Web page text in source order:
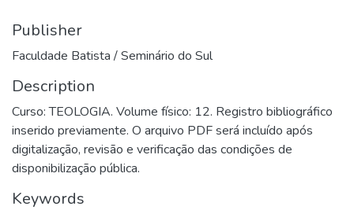
Publisher
Faculdade Batista / Seminário do Sul
Description
Curso: TEOLOGIA. Volume físico: 12. Registro bibliográfico
inserido previamente. O arquivo PDF será incluído após
digitalização, revisão e verificação das condições de
disponibilização pública.
Keywords